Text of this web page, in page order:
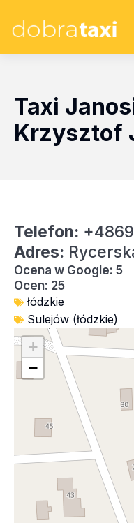
Taxi
Krzysztof
Telefon:
Adres:
Ocena w Google: 5
Ocen: 25
łódzkie
Sulejów (łódzkie)
+
−